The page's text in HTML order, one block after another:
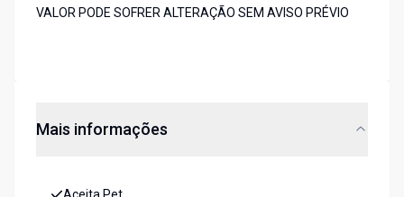
VALOR PODE SOFRER ALTERAÇÃO SEM AVISO PRÉVIO
Mais informações